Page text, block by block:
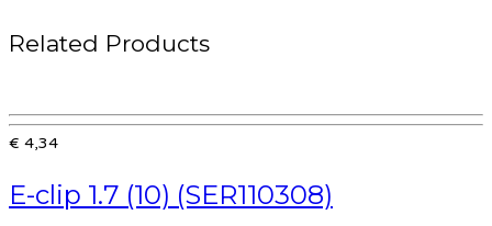
Related Products
€ 4,34
E-clip 1.7 (10) (SER110308)